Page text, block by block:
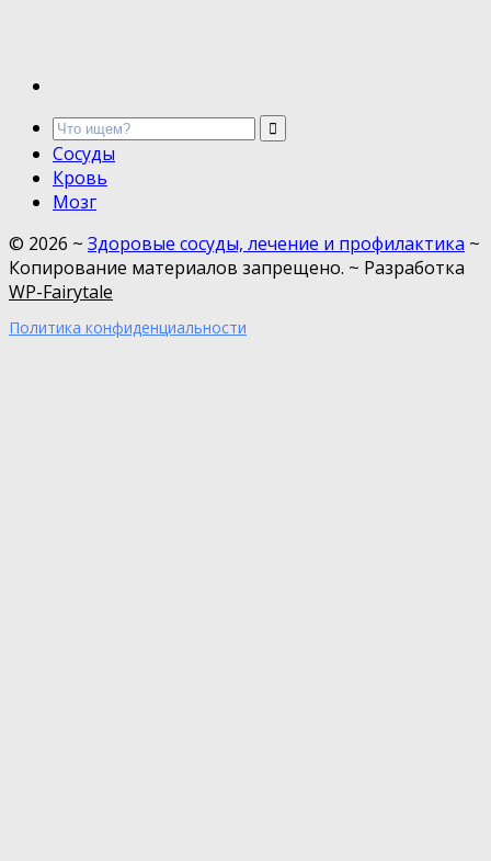
Сосуды
Кровь
Мозг
© 2026 ~ Здоровые сосуды, лечение и профилактика ~
Копирование материалов запрещено. ~ Разработка
WP-Fairytale
Политика конфиденциальности